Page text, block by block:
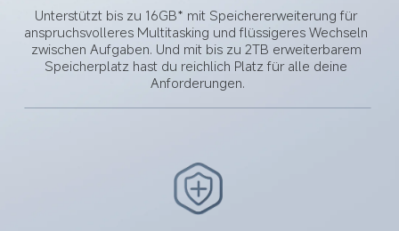
Unterstützt bis zu 16GB* mit Speichererweiterung für
anspruchsvolleres Multitasking und flüssigeres Wechseln
zwischen Aufgaben. Und mit bis zu 2TB erweiterbarem
Speicherplatz hast du reichlich Platz für alle deine
Anforderungen.